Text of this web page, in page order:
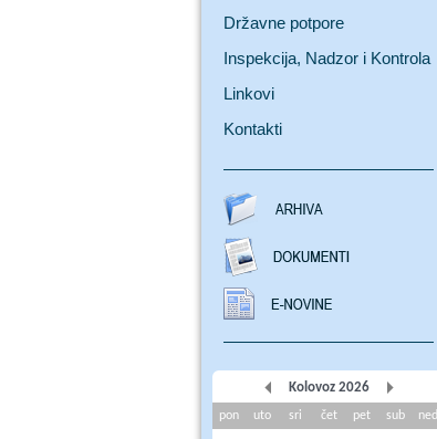
Državne potpore
Inspekcija, Nadzor i Kontrola
Linkovi
Kontakti
Kolovoz 2026
pon uto sri čet pet sub ned